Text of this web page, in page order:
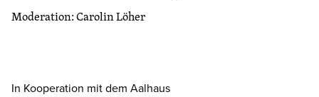
Moderation: Carolin Löher
In Kooperation mit dem Aalhaus